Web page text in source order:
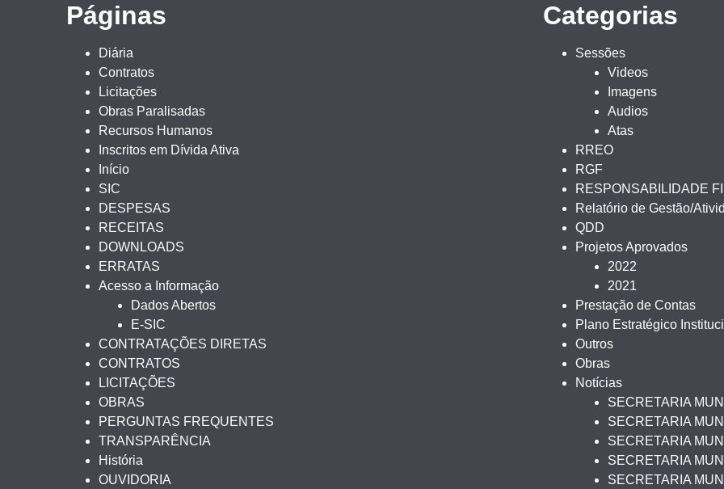
Páginas
Diária
Contratos
Licitações
Obras Paralisadas
Recursos Humanos
Inscritos em Dívida Ativa
Início
SIC
DESPESAS
RECEITAS
DOWNLOADS
ERRATAS
Acesso a Informação
Dados Abertos
E-SIC
CONTRATAÇÕES DIRETAS
CONTRATOS
LICITAÇÕES
OBRAS
PERGUNTAS FREQUENTES
TRANSPARÊNCIA
História
OUVIDORIA
Categorias
Sessões
Videos
Imagens
Audios
Atas
RREO
RGF
RESPONSABILIDADE
Relatório de Gestão/
QDD
Projetos Aprovados
2022
2021
Prestação de Contas
Plano Estratégico
Outros
Obras
Notícias
SECRETARIA
SECRETARIA
SECRETARIA
SECRETARIA
SECRETARIA